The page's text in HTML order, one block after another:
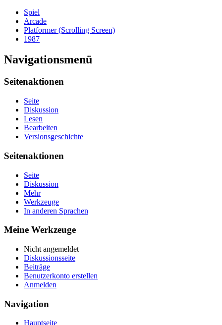
Spiel
Arcade
Platformer (Scrolling Screen)
1987
Navigationsmenü
Seitenaktionen
Seite
Diskussion
Lesen
Bearbeiten
Versionsgeschichte
Seitenaktionen
Seite
Diskussion
Mehr
Werkzeuge
In anderen Sprachen
Meine Werkzeuge
Nicht angemeldet
Diskussionsseite
Beiträge
Benutzerkonto erstellen
Anmelden
Navigation
Hauptseite